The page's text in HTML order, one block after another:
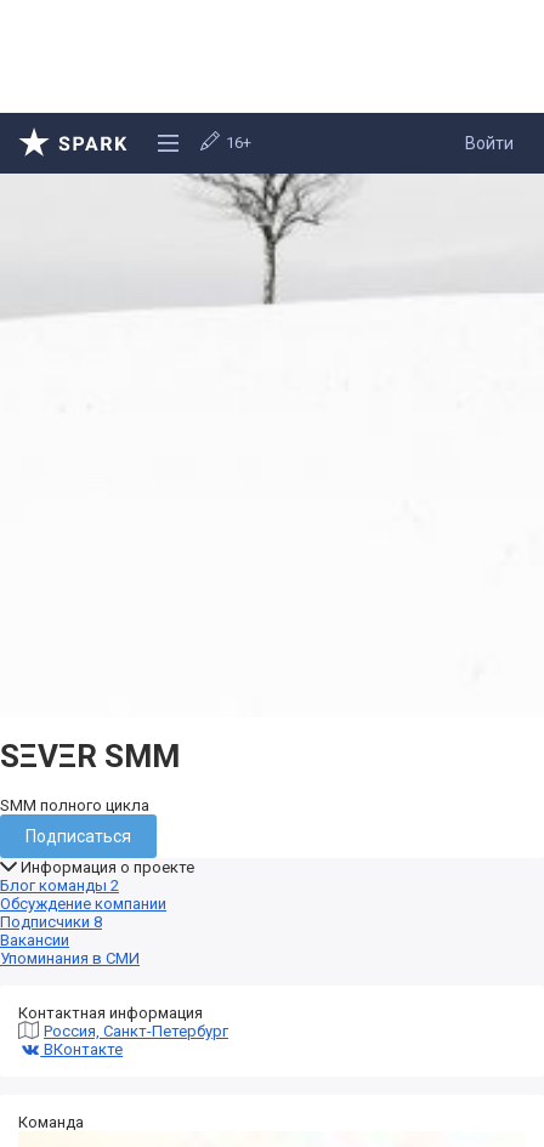
Войти
16+
SΞVΞR SMM
SMM полного цикла
Подписаться
Информация о проекте
Блог команды 2
Обсуждение компании
Подписчики 8
Вакансии
Упоминания в СМИ
Контактная информация
Россия, Санкт-Петербург
ВКонтакте
Команда